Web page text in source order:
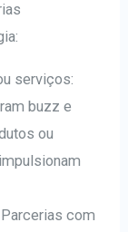
serviços:
buzz e
ou
com